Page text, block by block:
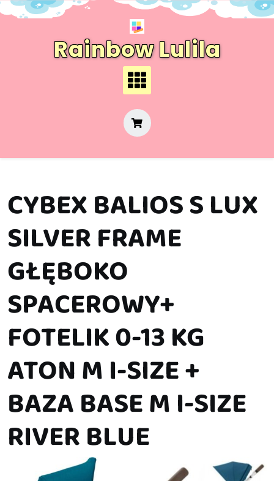
Skip
Rainbow Lulila
CYBEX BALIOS S LUX
SILVER FRAME
GŁĘBOKO
SPACEROWY+
FOTELIK 0-13 KG
ATON M I-SIZE +
BAZA BASE M I-SIZE
RIVER BLUE